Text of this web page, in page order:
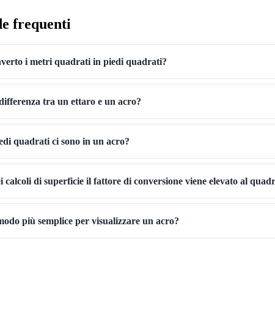
frequenti
i metri quadrati in piedi quadrati?
tra un ettaro e un acro?
quadrati ci sono in un acro?
calcoli di superficie il fattore di conversione viene elevato al
più semplice per visualizzare un acro?